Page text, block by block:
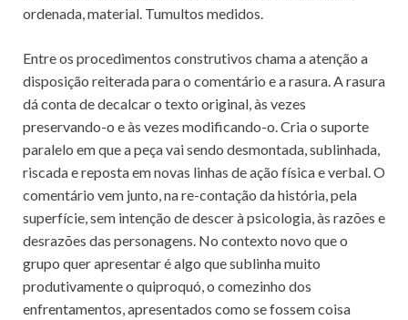
ordenada, material. Tumultos medidos.
Entre os procedimentos construtivos chama a atenção a
disposição reiterada para o comentário e a rasura. A rasura
dá conta de decalcar o texto original, às vezes
preservando-o e às vezes modificando-o. Cria o suporte
paralelo em que a peça vai sendo desmontada, sublinhada,
riscada e reposta em novas linhas de ação física e verbal. O
comentário vem junto, na re-contação da história, pela
superfície, sem intenção de descer à psicologia, às razões e
desrazões das personagens. No contexto novo que o
grupo quer apresentar é algo que sublinha muito
produtivamente o quiproquó, o comezinho dos
enfrentamentos, apresentados como se fossem coisa